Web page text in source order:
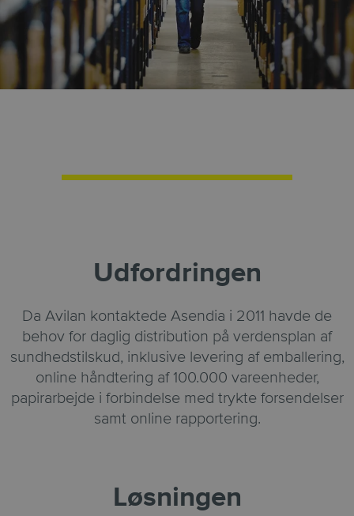
Udfordringen
Da Avilan kontaktede Asendia i 2011 havde de
behov for daglig distribution på verdensplan af
sundhedstilskud, inklusive levering af emballering,
online håndtering af 100.000 vareenheder,
papirarbejde i forbindelse med trykte forsendelser
samt online rapportering.
Løsningen